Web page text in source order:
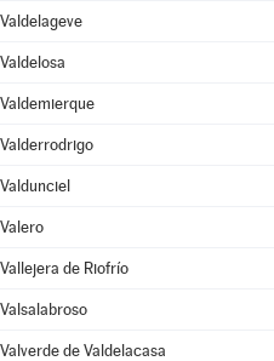
Valdelageve
Valdelosa
Valdemierque
Valderrodrigo
Valdunciel
Valero
Vallejera de Riofrío
Valsalabroso
Valverde de Valdelacasa